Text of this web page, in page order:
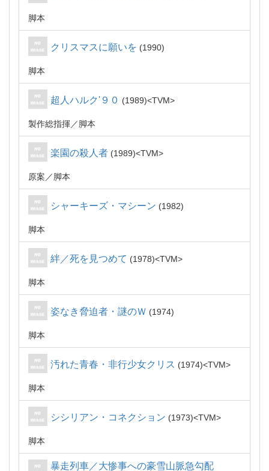
脚本
クリスマスに願いを 1990
脚本
超人ハルク'９０ 1989 TVM
製作総指揮 脚本
楽園の殺人者 1989 TVM
原案 脚本
シャーキーズ・マシーン 1982
脚本
絆／死を見つめて 1978 TVM
脚本
姿なき脅迫者・謎のＷ 1974
脚本
汚れた青春・非行少女クリス 1974 TVM
脚本
シシリアン・コネクション 1973 TVM
脚本
暴走列車／大惨事への豪雪山脈急勾配